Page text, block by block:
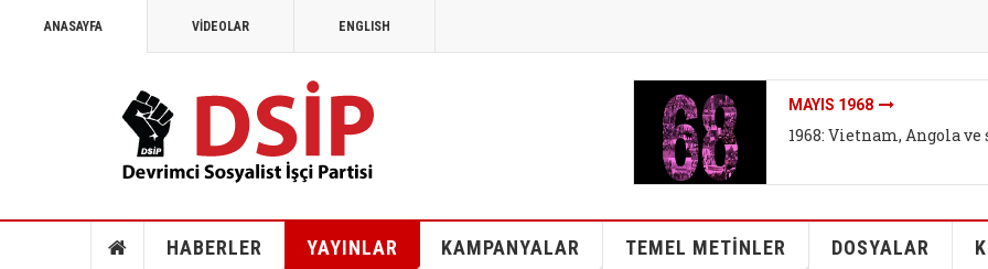
ANASAYFA VİDEOLAR ENGLISH
MAYIS 1968
1968: Vietnam, Angola ve
HABERLER YAYINLAR KAMPANYALAR TEMEL METİNLER DOSYALAR